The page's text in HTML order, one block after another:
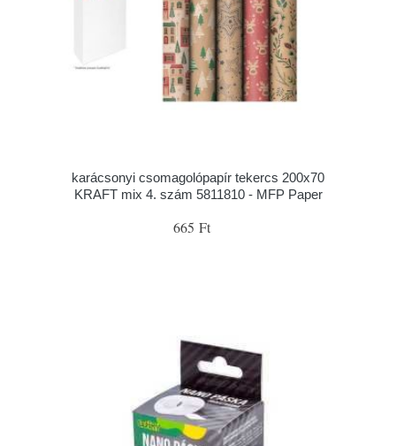
karácsonyi csomagolópapír tekercs 200x70
KRAFT mix 4. szám 5811810 - MFP Paper
665 Ft